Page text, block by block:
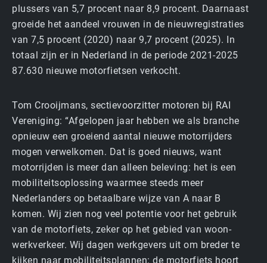
plussers van 5,7 procent naar 8,9 procent. Daarnaast
groeide het aandeel vrouwen in de nieuw­registraties
van 7,5 procent (2020) naar 9,7 procent (2025). In
totaal zijn er in Nederland in de periode 2021-2025
87.630 nieuwe motorfietsen verkocht.
Tom Crooijmans, sectievoorzitter motoren bij RAI
Vereniging: “Afgelopen jaar hebben we als branche
opnieuw een groeiend aantal nieuwe motorrijders
mogen verwelkomen. Dat is goed nieuws, want
motorrijden is meer dan alleen beleving: het is een
mobiliteits­oplossing waarmee steeds meer
Nederlanders op betaalbare wijze van A naar B
komen. Wij zien nog veel potentie voor het gebruik
van de motorfiets, zeker op het gebied van woon-
werkverkeer. Wij dagen werkgevers uit om breder te
kijken naar mobiliteits­plannen: de motorfiets hoort